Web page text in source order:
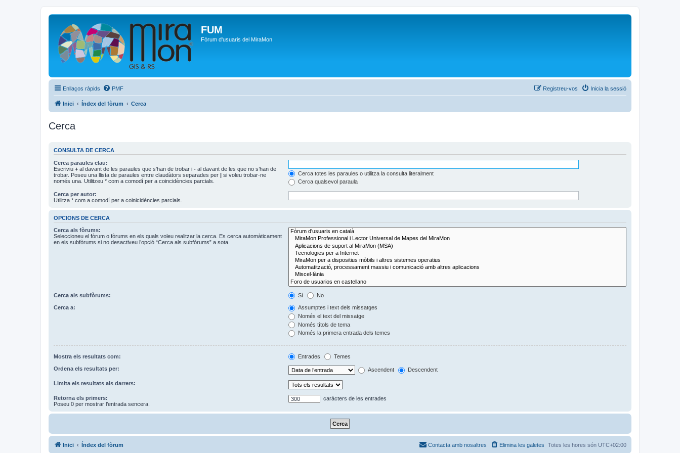
FUM
Fòrum d'usuaris del MiraMon
Enllaços ràpids PMF Inicia la sessió
Registreu-vos
Inici Índex del fòrum Cerca
Cerca
CONSULTA DE CERCA
Cerca paraules clau:
Escriviu + al davant de les paraules que s’han de trobar i - al davant de les que no s’han de
trobar. Poseu una llista de paraules entre claudàtors separades per | si voleu trobar-ne
només una. Utilitzeu * com a comodí per a coincidències parcials.
Cerca totes les paraules o utilitza la consulta literalment
Cerca qualsevol paraula
Cerca per autor:
Utilitza * com a comodí per a coinicidències parcials.
OPCIONS DE CERCA
Cerca als fòrums:
Seleccioneu el fòrum o fòrums en els quals voleu realitzar la cerca. Es cerca automàticament
en els subfòrums si no desactiveu l’opció “Cerca als subfòrums” a sota.
Cerca als subfòrums: Sí No
Cerca a:
Assumptes i text dels missatges
Només el text del missatge
Només títols de tema
Només la primera entrada dels temes
Mostra els resultats com: Entrades Temes
Ordena els resultats per: Ascendent Descendent
Limita els resultats als darrers:
Retorna els primers:
Poseu 0 per mostrar l’entrada sencera.
caràcters de les entrades
Inici Índex del fòrum Totes les hores són UTC+02:00
Elimina les galetes
Contacta amb nosaltres